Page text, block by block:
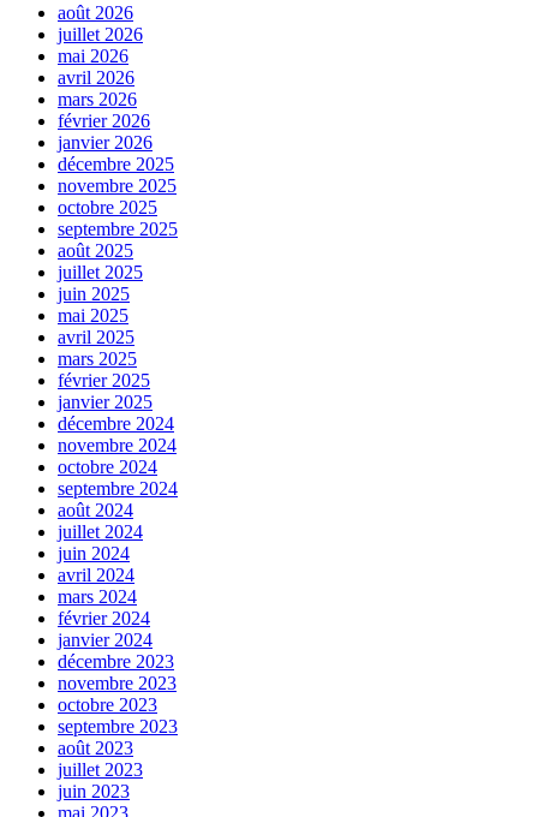
août 2026
juillet 2026
mai 2026
avril 2026
mars 2026
février 2026
janvier 2026
décembre 2025
novembre 2025
octobre 2025
septembre 2025
août 2025
juillet 2025
juin 2025
mai 2025
avril 2025
mars 2025
février 2025
janvier 2025
décembre 2024
novembre 2024
octobre 2024
septembre 2024
août 2024
juillet 2024
juin 2024
avril 2024
mars 2024
février 2024
janvier 2024
décembre 2023
novembre 2023
octobre 2023
septembre 2023
août 2023
juillet 2023
juin 2023
mai 2023